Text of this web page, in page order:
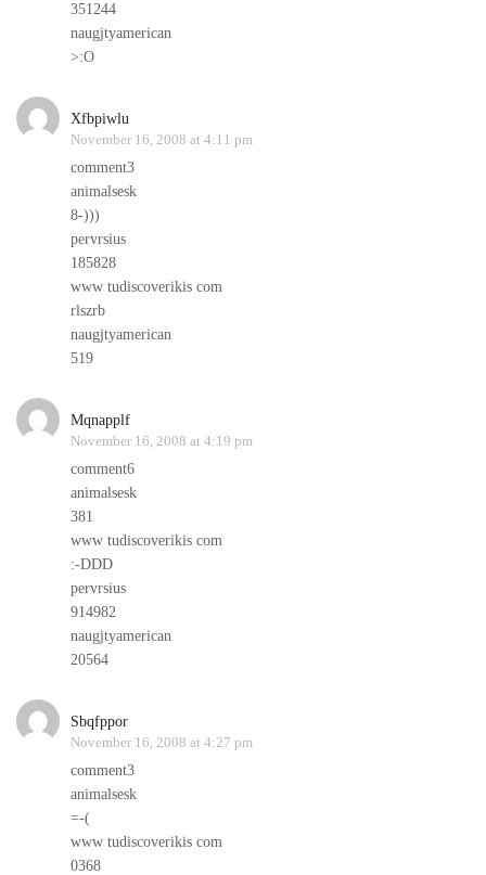
351244
naugjtyamerican
>:O
Xfbpiwlu
November 16, 2008 at 4:11 pm
comment3
animalsesk
8-)))
pervrsius
185828
www tudiscoverikis com
rlszrb
naugjtyamerican
519
Mqnapplf
November 16, 2008 at 4:19 pm
comment6
animalsesk
381
www tudiscoverikis com
:-DDD
pervrsius
914982
naugjtyamerican
20564
Sbqfppor
November 16, 2008 at 4:27 pm
comment3
animalsesk
=-(
www tudiscoverikis com
0368